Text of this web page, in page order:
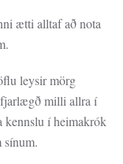
ætti alltaf að nota
leysir mörg
milli allra í
kennslu í heimakrók
sínum.